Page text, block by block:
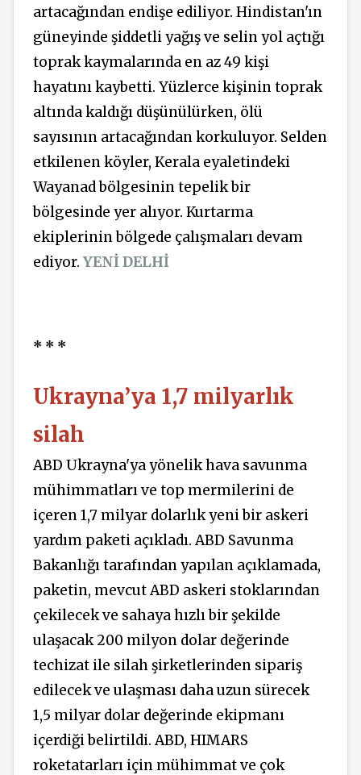
artacağından endişe ediliyor. Hindistan'ın
güneyinde şiddetli yağış ve selin yol açtığı
toprak kaymalarında en az 49 kişi
hayatını kaybetti. Yüzlerce kişinin toprak
altında kaldığı düşünülürken, ölü
sayısının artacağından korkuluyor. Selden
etkilenen köyler, Kerala eyaletindeki
Wayanad bölgesinin tepelik bir
bölgesinde yer alıyor. Kurtarma
ekiplerinin bölgede çalışmaları devam
ediyor. YENİ DELHİ
* * *
Ukrayna’ya 1,7 milyarlık
silah
ABD Ukrayna'ya yönelik hava savunma
mühimmatları ve top mermilerini de
içeren 1,7 milyar dolarlık yeni bir askeri
yardım paketi açıkladı. ABD Savunma
Bakanlığı tarafından yapılan açıklamada,
paketin, mevcut ABD askeri stoklarından
çekilecek ve sahaya hızlı bir şekilde
ulaşacak 200 milyon dolar değerinde
techizat ile silah şirketlerinden sipariş
edilecek ve ulaşması daha uzun sürecek
1,5 milyar dolar değerinde ekipmanı
içerdiği belirtildi. ABD, HIMARS
roketatarları için mühimmat ve çok